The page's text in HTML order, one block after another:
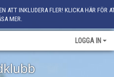
ATT INKLUDERA FLER! KLICKA HÄR FÖR
MER.
LOGGA IN